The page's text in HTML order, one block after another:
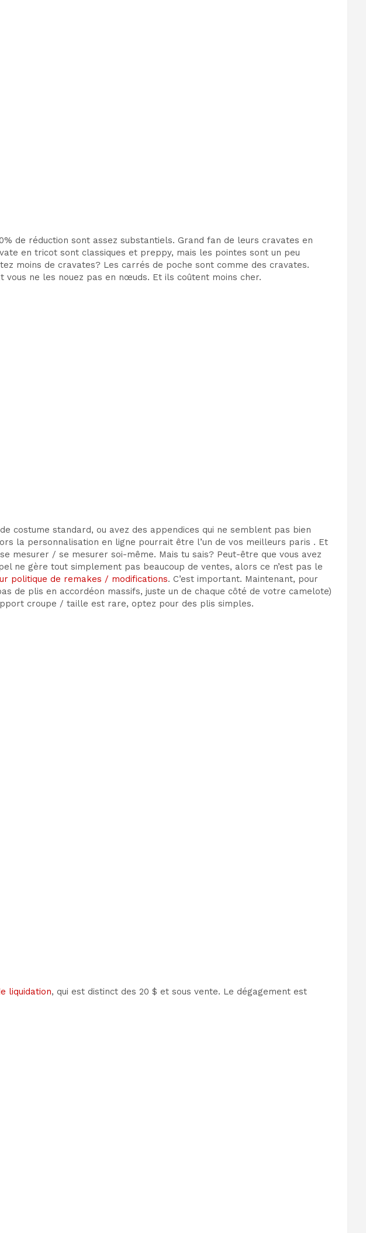
de réduction sont assez substantiels. Grand fan de leurs cravates en
en tricot sont classiques et preppy, mais les pointes sont un peu
moins de cravates? Les carrés de poche sont comme des cravates.
ne les nouez pas en nœuds. Et ils coûtent moins cher.
costume standard, ou avez des appendices qui ne semblent pas bien
la personnalisation en ligne pourrait être l’un de vos meilleurs paris . Et
mesurer / se mesurer soi-même. Mais tu sais? Peut-être que vous avez
ne gère tout simplement pas beaucoup de ventes, alors ce n’est pas le
politique de remakes / modifications. C’est important. Maintenant, pour
de plis en accordéon massifs, juste un de chaque côté de votre camelote)
croupe / taille est rare, optez pour des plis simples.
liquidation, qui est distinct des 20 $ et sous vente. Le dégagement est